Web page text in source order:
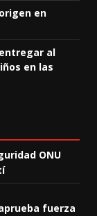
en
al
en las
ONU
fuerza